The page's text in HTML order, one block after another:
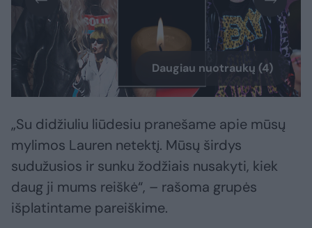
Daugiau nuotraukų (4)
„Su didžiuliu liūdesiu pranešame apie mūsų
mylimos Lauren netektį. Mūsų širdys
sudužusios ir sunku žodžiais nusakyti, kiek
daug ji mums reiškė“, – rašoma grupės
išplatintame pareiškime.